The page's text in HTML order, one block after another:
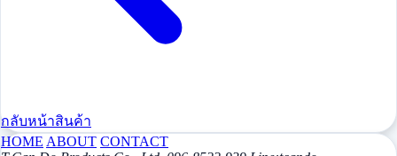
กลับหน้าสินค้า
HOME ABOUT CONTACT